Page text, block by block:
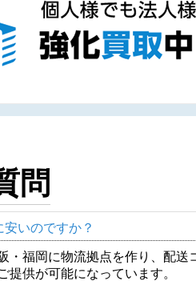
問
いのですか？
・福岡に物流拠点を作り、配
提供が可能になっています。